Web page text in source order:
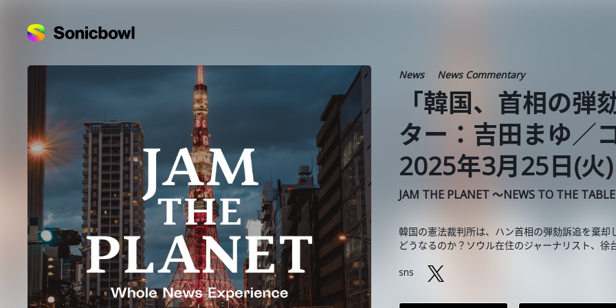
News News Commentary
「韓国、首相の
ター：吉田まゆ／
2025年3月25日(火)
JAM THE PLANET ～NEWS TO THE
韓国の憲法裁判所は、ハン首相の弾劾訴追を棄
どうなるのか？ソウル在住のジャーナリスト、徐
sns